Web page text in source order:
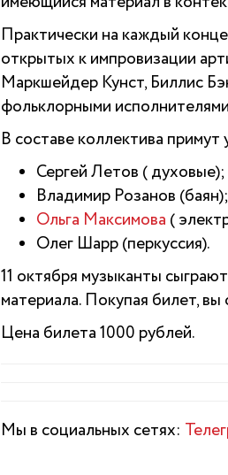
Практически на каждый
открытых к импровизации
Маркшейдер Кунст, Биллис
фольклорными
В составе коллектива примут
Сергей Летов ( духовые);
Владимир Розанов (баян);
Ольга Максимова (
Олег Шарр (перкуссия).
11 октября музыканты
материала. Покупая билет,
Цена билета 1000 рублей.
Мы в социальных сетях: